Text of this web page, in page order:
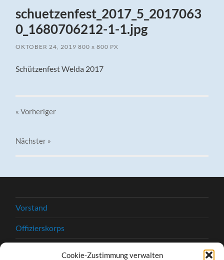
Cookie-Zustimmung verwalten
schuetzenfest_2017_5_2017063
0_1680706212-1-1.jpg
OKTOBER 24, 2019 800x 800 PX
Schützenfest Welda 2017
« Vorheriger
Nächster »
Vorstand
Offizierskorps